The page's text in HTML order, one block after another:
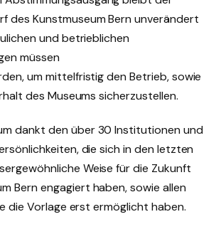
des Kunstmuseum Bern unverändert
und betrieblichen
müssen
um mittelfristig den Betrieb, sowie
des Museums sicherzustellen.
dankt den über 30 Institutionen und
die sich in den letzten
Weise für die Zukunft
Bern engagiert haben, sowie allen
die Vorlage erst ermöglicht haben.